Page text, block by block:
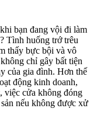
bạn đang vội đi làm
Tình huống trớ trêu
thấy bực bội và vô
chỉ gây bất tiện
của gia đình. Hơn thế
động kinh doanh,
việc cửa không đóng
nếu không được xử